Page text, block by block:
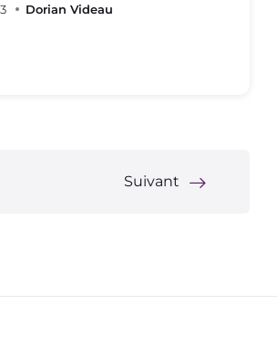
Dorian Videau
Suivant